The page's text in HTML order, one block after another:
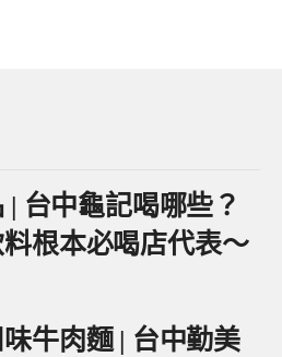
| 台中龜記喝哪些？
根本必喝店代表～
牛肉麵 | 台中勤美